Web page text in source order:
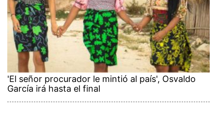
'El señor procurador le mintió al país', Osvaldo
García irá hasta el final